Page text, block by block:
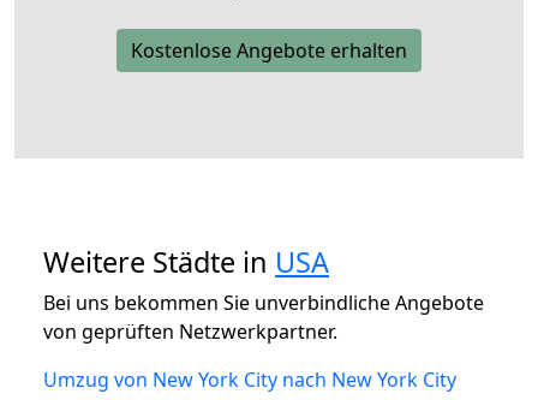
Kostenlose Angebote erhalten
Weitere Städte in USA
Bei uns bekommen Sie unverbindliche Angebote
von geprüften Netzwerkpartner.
Umzug von New York City nach New York City